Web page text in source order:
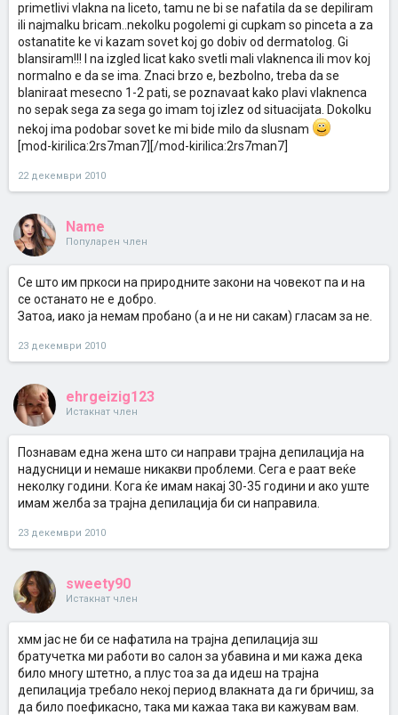
primetlivi vlakna na liceto, tamu ne bi se nafatila da se depiliram
ili najmalku bricam..nekolku pogolemi gi cupkam so pinceta a za
ostanatite ke vi kazam sovet koj go dobiv od dermatolog. Gi
blansiram!!! I na izgled licat kako svetli mali vlaknenca ili mov koj
normalno e da se ima. Znaci brzo e, bezbolno, treba da se
blaniraat mesecno 1-2 pati, se poznavaat kako plavi vlaknenca
no sepak sega za sega go imam toj izlez od situacijata. Dokolku
nekoj ima podobar sovet ke mi bide milo da slusnam
[mod-kirilica:2rs7man7][/mod-kirilica:2rs7man7]
22 декември 2010
Name
Популарен член
Се што им пркоси на природните закони на човекот па и на
се останато не е добро.
Затоа, иако ја немам пробано (а и не ни сакам) гласам за не.
23 декември 2010
ehrgeizig123
Истакнат член
Познавам една жена што си направи трајна депилација на
надусници и немаше никакви проблеми. Сега е раат веќе
неколку години. Кога ќе имам накај 30-35 години и ако уште
имам желба за трајна депилација би си направила.
23 декември 2010
sweety90
Истакнат член
хмм јас не би се нафатила на трајна депилација зш
братучетка ми работи во салон за убавина и ми кажа дека
било многу штетно, а плус тоа за да идеш на трајна
депилација требало некој период влакната да ги бричиш, за
да било поефикасно, така ми кажаа така ви кажувам вам.